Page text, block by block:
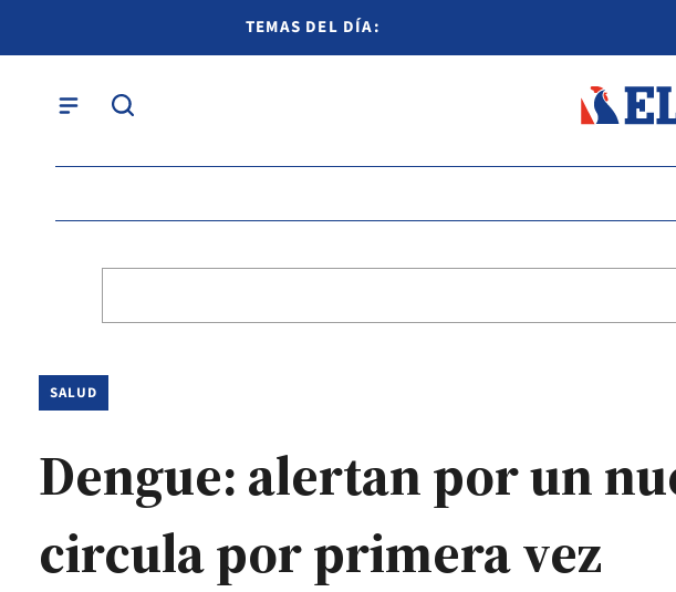
TEMAS DEL DÍA:
SALUD
Dengue: alertan por un
circula por primera vez